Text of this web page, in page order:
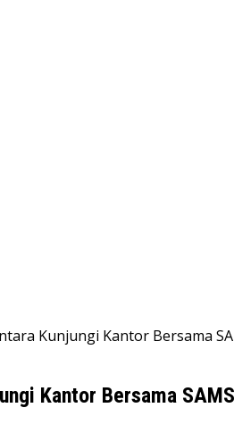
Kunjungi Kantor Bersama
Kantor Bersama